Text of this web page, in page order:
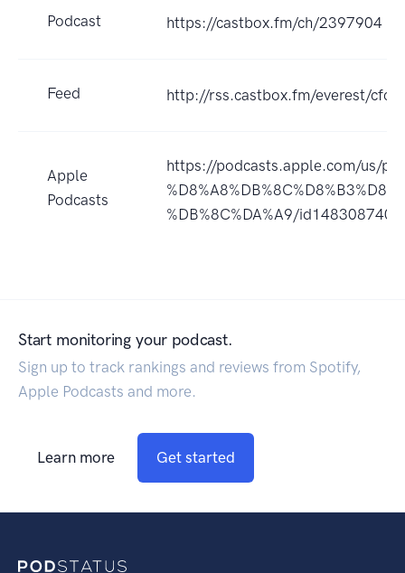
Podcast https://castbox.fm/ch/2397904
Feed http://rss.castbox.fm/everest/
Apple
Podcasts
https://podcasts.apple.com/us/
%DB%8C%DA%A9/
Start monitoring your podcast.
Sign up to track rankings and reviews from Spotify,
Apple Podcasts and more.
Learn more Get started